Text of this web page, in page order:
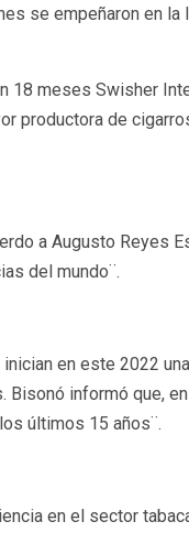
se empeñaron en
18 meses Swisher
productora de
a Augusto Reyes
del mundo¨.
en este 2022
informó que,
últimos 15 años¨.
en el sector